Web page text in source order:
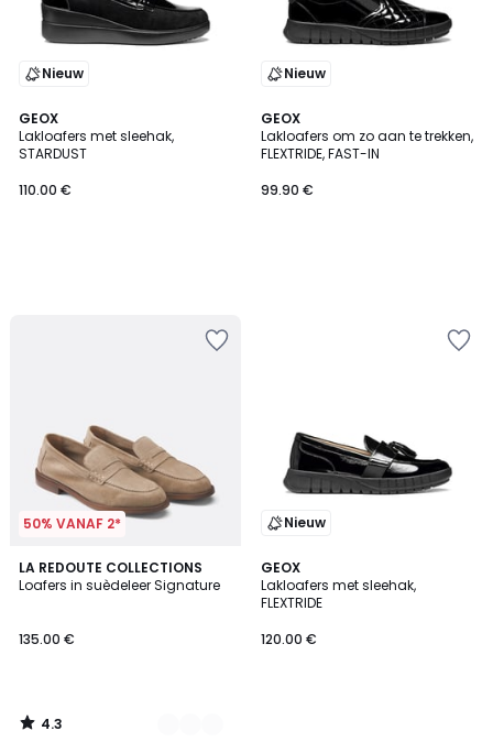
Nieuw
GEOX
Lakloafers met sleehak,
STARDUST
110.00 €
Nieuw
GEOX
Lakloafers om zo aan te trekken,
FLEXTRIDE, FAST-IN
99.90 €
50% VANAF 2*
LA REDOUTE COLLECTIONS
Loafers in suèdeleer Signature
135.00 €
4.3
/ 5
2
Kleuren
4.3
/
Nieuw
GEOX
Lakloafers met sleehak,
FLEXTRIDE
120.00 €